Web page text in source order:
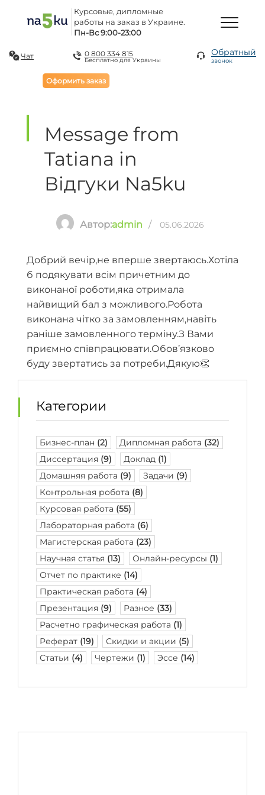
Курсовые, дипломные
работы на заказ в Украине.
Пн-Вс 9:00-23:00
Чат 0 800 334 815
Бесплатно для Украины
Обратный
звонок
Оформить заказ
Message from
Tatiana in
Відгуки Na5ku
Автор:admin / 05.06.2026
Добрий вечір,не вперше звертаюсь.Хотіла
б подякувати всім причетним до
виконаної роботи,яка отримала
найвищий бал з можливого.Робота
виконана чітко за замовленням,навіть
раніше замовленного терміну.З Вами
приємно співпрацювати.Обов’язково
буду звертатись за потреби.Дякую👏
Категории
Бизнес-план (2) Дипломная работа (32)
Диссертация (9) Доклад (1)
Домашняя работа (9) Задачи (9)
Контрольная робота (8)
Курсовая работа (55)
Лабораторная работа (6)
Магистерская работа (23)
Научная статья (13) Онлайн-ресурсы (1)
Отчет по практике (14)
Практическая работа (4)
Презентация (9) Разное (33)
Расчетно графическая работа (1)
Реферат (19) Скидки и акции (5)
Статьи (4) Чертежи (1) Эссе (14)